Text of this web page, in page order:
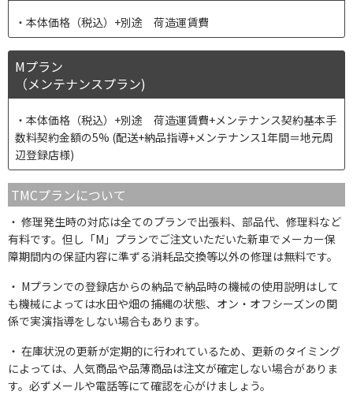
本体価格（税込）+別途 荷造運賃費
Mプラン
（メンテナンスプラン)
本体価格（税込）+別途 荷造運賃費+メンテナンス契約基本手
数料契約金額の5% (配送+納品指導+メンテナンス1年間＝地元周
辺登録店様)
TMCプランについて
修理発生時の対応は全てのプランで出張料、部品代、修理料など
有料です。但し「M」プランでご注文いただいた新車でメーカー保
障期間内の保証内容に準ずる消耗品交換等以外の修理は無料です。
Mプランでの登録店からの納品で納品時の機械の使用説明はして
も機械によっては水田や畑の捕縄の状態、オン・オフシーズンの関
係で実演指導をしない場合もあります。
在庫状況の更新が定期的に行われているため、更新のタイミング
によっては、人気商品や品薄商品は注文が確定しない場合がありま
す。必ずメールや電話等にて確認を心がけましょう。